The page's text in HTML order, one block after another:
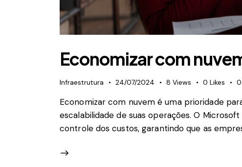
Economizar com
Infraestrutura 24/07/2024 8 Views 0 Likes 0
Economizar com nuvem é uma prioridade
escalabilidade de suas operações. O
controle dos custos, garantindo que as